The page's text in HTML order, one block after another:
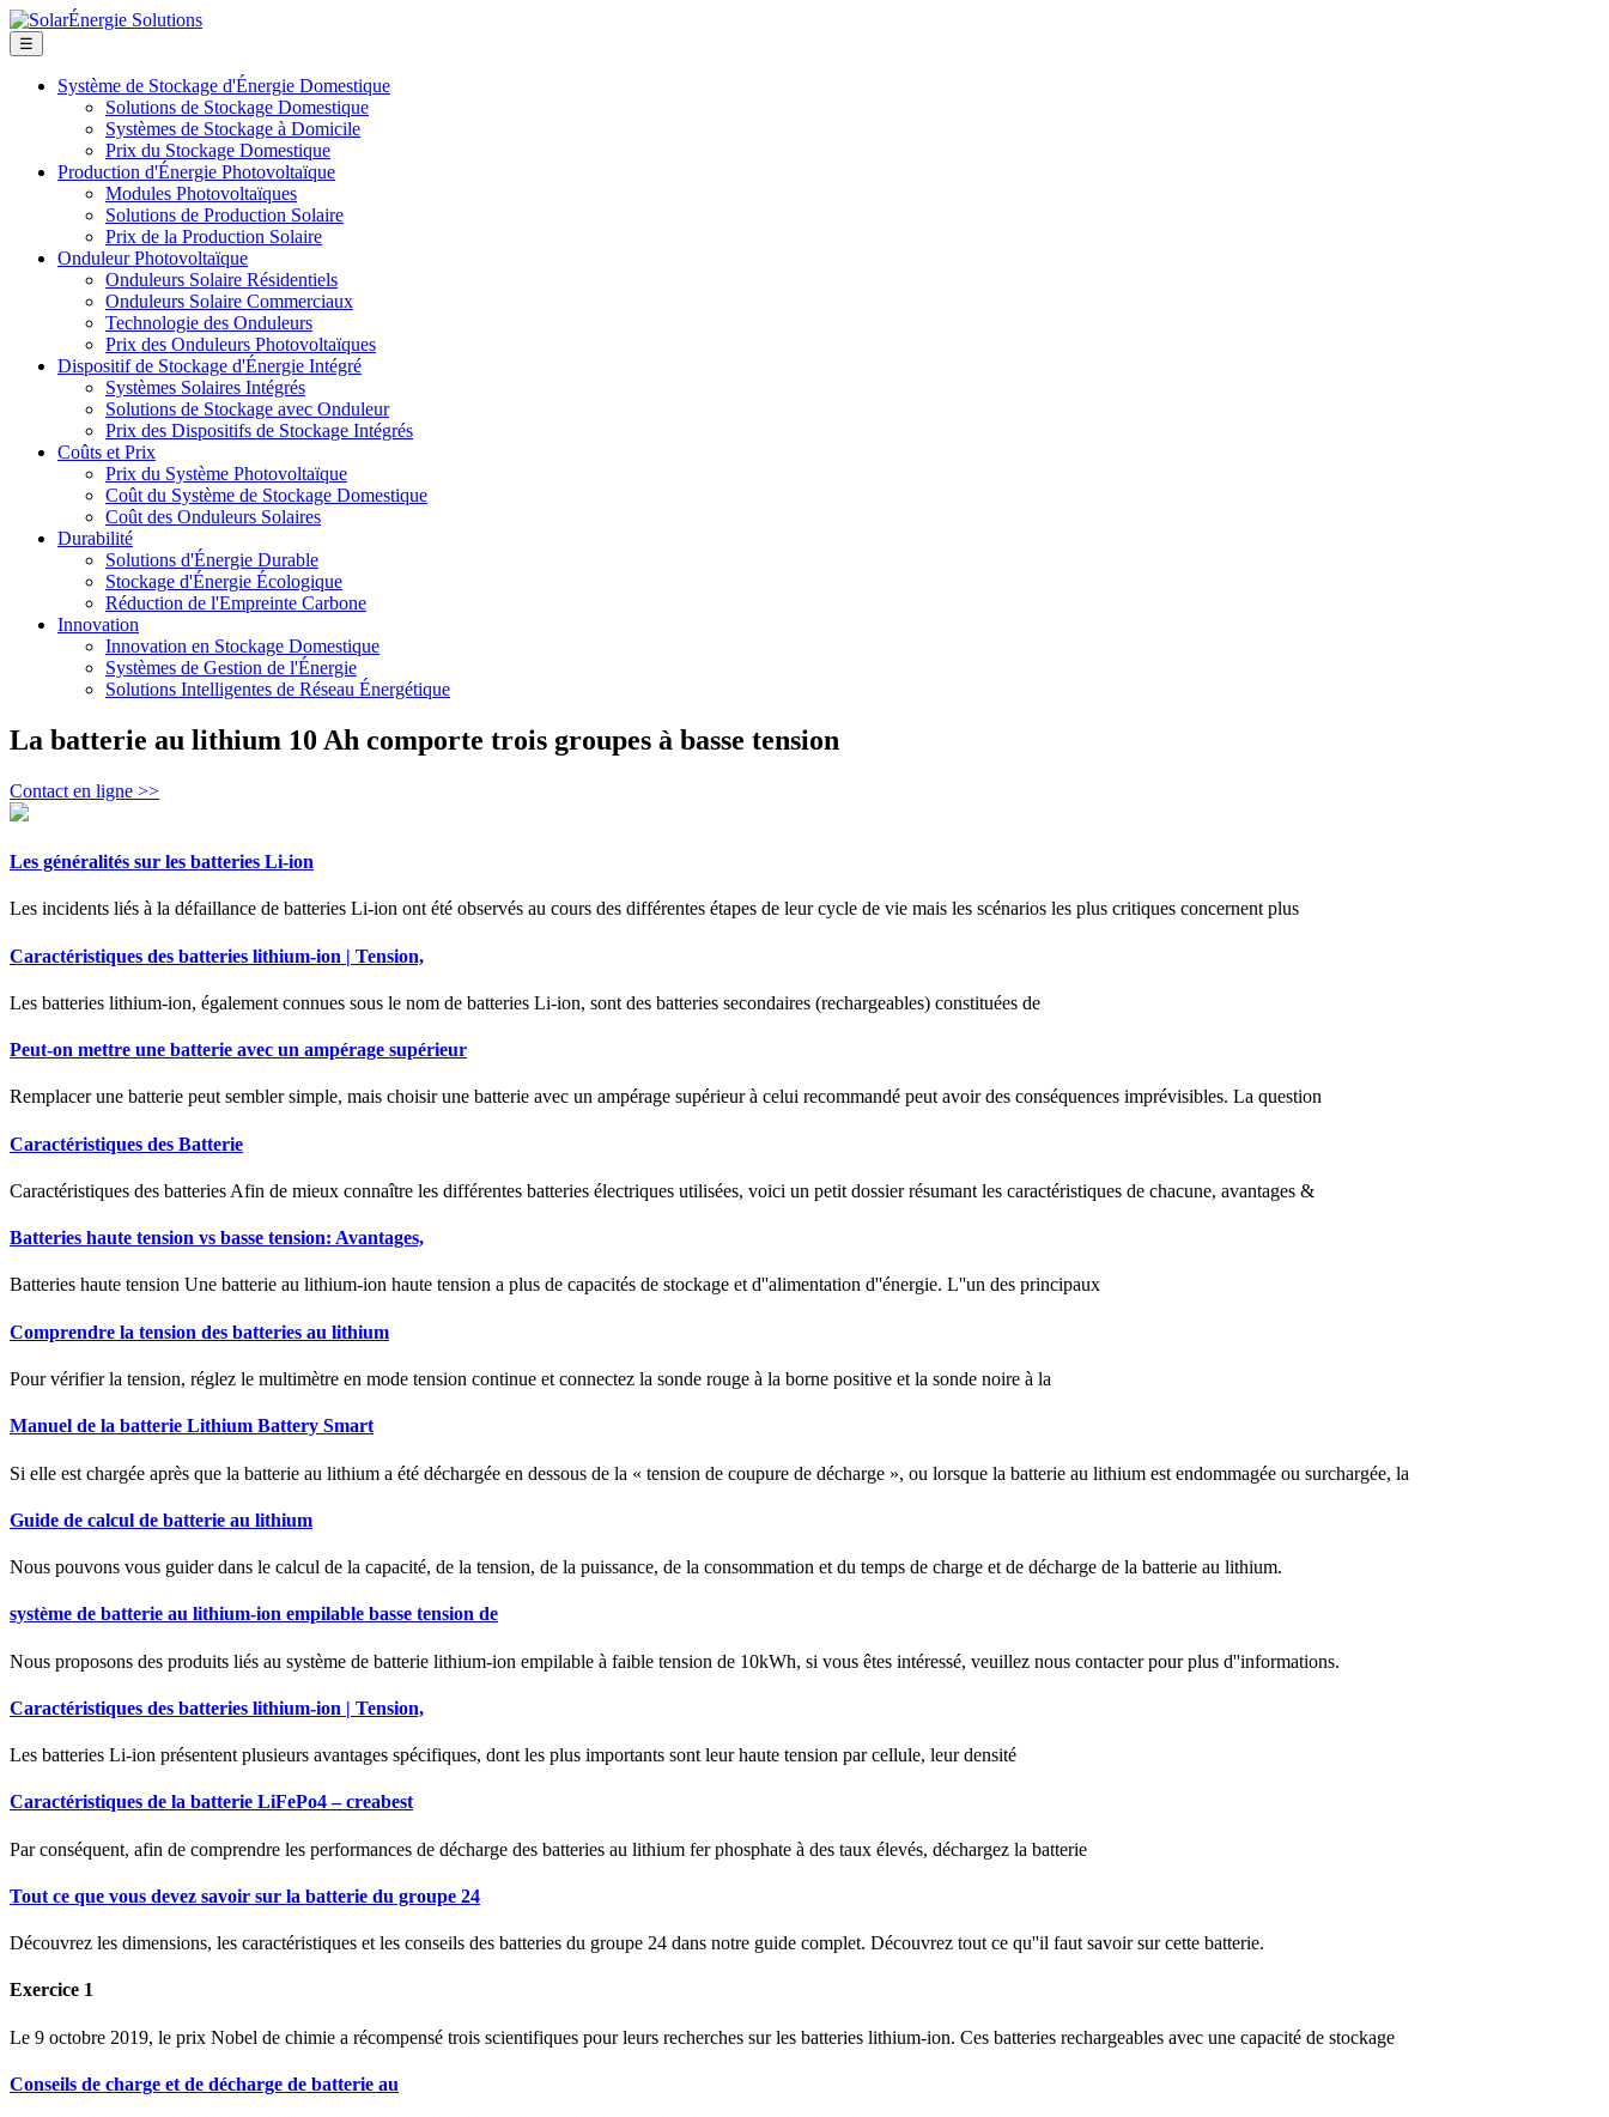
☰
Système de Stockage d'Énergie Domestique
Solutions de Stockage Domestique
Systèmes de Stockage à Domicile
Prix du Stockage Domestique
Production d'Énergie Photovoltaïque
Modules Photovoltaïques
Solutions de Production Solaire
Prix de la Production Solaire
Onduleur Photovoltaïque
Onduleurs Solaire Résidentiels
Onduleurs Solaire Commerciaux
Technologie des Onduleurs
Prix des Onduleurs Photovoltaïques
Dispositif de Stockage d'Énergie Intégré
Systèmes Solaires Intégrés
Solutions de Stockage avec Onduleur
Prix des Dispositifs de Stockage Intégrés
Coûts et Prix
Prix du Système Photovoltaïque
Coût du Système de Stockage Domestique
Coût des Onduleurs Solaires
Durabilité
Solutions d'Énergie Durable
Stockage d'Énergie Écologique
Réduction de l'Empreinte Carbone
Innovation
Innovation en Stockage Domestique
Systèmes de Gestion de l'Énergie
Solutions Intelligentes de Réseau Énergétique
La batterie au lithium 10 Ah comporte trois groupes à basse tension
Contact en ligne >>
Les généralités sur les batteries Li-ion
Les incidents liés à la défaillance de batteries Li-ion ont été observés au cours des différentes étapes de leur cycle de vie mais les scénarios les plus critiques concernent plus
Caractéristiques des batteries lithium-ion | Tension,
Les batteries lithium-ion, également connues sous le nom de batteries Li-ion, sont des batteries secondaires (rechargeables) constituées de
Peut-on mettre une batterie avec un ampérage supérieur
Remplacer une batterie peut sembler simple, mais choisir une batterie avec un ampérage supérieur à celui recommandé peut avoir des conséquences imprévisibles. La question
Caractéristiques des Batterie
Caractéristiques des batteries Afin de mieux connaître les différentes batteries électriques utilisées, voici un petit dossier résumant les caractéristiques de chacune, avantages &
Batteries haute tension vs basse tension: Avantages,
Batteries haute tension Une batterie au lithium-ion haute tension a plus de capacités de stockage et d''alimentation d''énergie. L''un des principaux
Comprendre la tension des batteries au lithium
Pour vérifier la tension, réglez le multimètre en mode tension continue et connectez la sonde rouge à la borne positive et la sonde noire à la
Manuel de la batterie Lithium Battery Smart
Si elle est chargée après que la batterie au lithium a été déchargée en dessous de la « tension de coupure de décharge », ou lorsque la batterie au lithium est endommagée ou surchargée, la
Guide de calcul de batterie au lithium
Nous pouvons vous guider dans le calcul de la capacité, de la tension, de la puissance, de la consommation et du temps de charge et de décharge de la batterie au lithium.
système de batterie au lithium-ion empilable basse tension de
Nous proposons des produits liés au système de batterie lithium-ion empilable à faible tension de 10kWh, si vous êtes intéressé, veuillez nous contacter pour plus d''informations.
Caractéristiques des batteries lithium-ion | Tension,
Les batteries Li-ion présentent plusieurs avantages spécifiques, dont les plus importants sont leur haute tension par cellule, leur densité
Caractéristiques de la batterie LiFePo4 – creabest
Par conséquent, afin de comprendre les performances de décharge des batteries au lithium fer phosphate à des taux élevés, déchargez la batterie
Tout ce que vous devez savoir sur la batterie du groupe 24
Découvrez les dimensions, les caractéristiques et les conseils des batteries du groupe 24 dans notre guide complet. Découvrez tout ce qu''il faut savoir sur cette batterie.
Exercice 1
Le 9 octobre 2019, le prix Nobel de chimie a récompensé trois scientifiques pour leurs recherches sur les batteries lithium-ion. Ces batteries rechargeables avec une capacité de stockage
Conseils de charge et de décharge de batterie au